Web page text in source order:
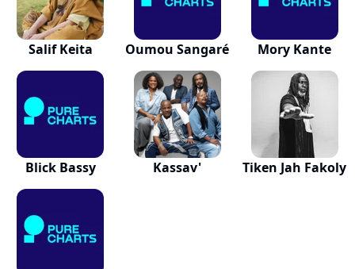
Salif Keita Oumou Sangaré Mory Kante
Blick Bassy Kassav' Tiken Jah Fakoly